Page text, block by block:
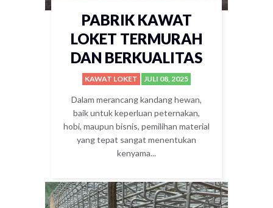
PABRIK KAWAT
LOKET TERMURAH
DAN BERKUALITAS
KAWAT LOKET JULI 08, 2025
Dalam merancang kandang hewan,
baik untuk keperluan peternakan,
hobi, maupun bisnis, pemilihan material
yang tepat sangat menentukan
kenyama...